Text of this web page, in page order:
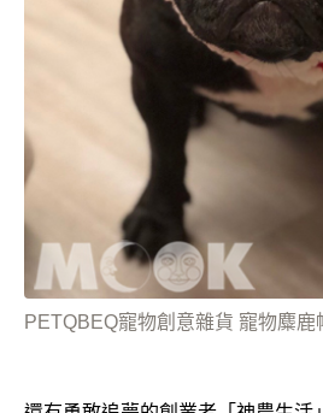
PETQBEQ寵物創意雜貨 寵物麋鹿